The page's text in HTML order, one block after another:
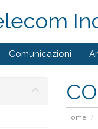
Comunicazioni
Home